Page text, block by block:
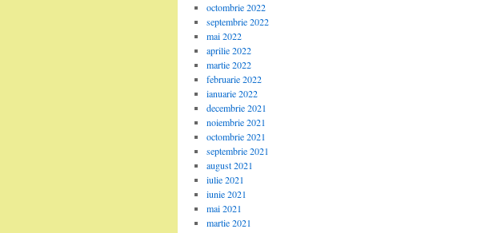
octombrie 2022
septembrie 2022
mai 2022
aprilie 2022
martie 2022
februarie 2022
ianuarie 2022
decembrie 2021
noiembrie 2021
octombrie 2021
septembrie 2021
august 2021
iulie 2021
iunie 2021
mai 2021
martie 2021